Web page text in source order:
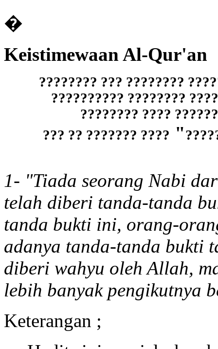
�
Keistimewaan Al-Qur'an
1- "??? ????
????? ????????
???????? ?????????
"
???? ??????? ?? ???
1- "Tiada seorang Nabi
telah diberi tanda-tanda
tanda bukti ini, orang-
adanya tanda-tanda bukti
diberi wahyu oleh Allah,
lebih banyak pengikutnya
Keterangan ;